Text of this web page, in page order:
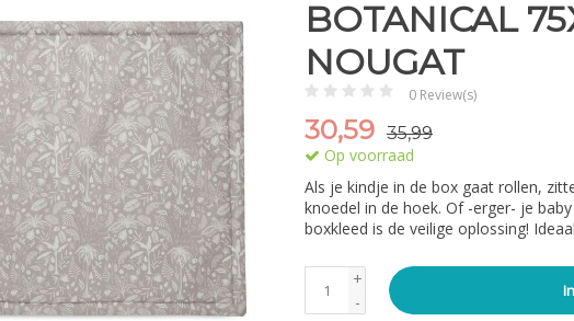
BOTANICAL
NOUGAT
0 Review(s)
30,59 35,99
Op voorraad
Als je kindje in de box gaat rollen,
knoedel in de hoek. Of -erger- je
boxkleed is de veilige oplossing!
+
-